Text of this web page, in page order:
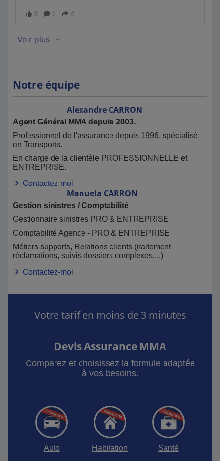
Notre équipe
Alexandre CARRON
Agent Général MMA depuis 2003.
Professionnel de l'assurance depuis 1996, spécialisé
en Transports.
En charge de la clientèle PROFESSIONNELLE et
ENTREPRISE.
Contactez-moi
Manuela CARRON
Gestion sinistres / Comptabilité
Gestionnaire sinistres PRO & ENTREPRISE
Comptabilité Agence - PRO & ENTREPRISE
Métiers supports, Relations clients (traitement
réclamations, suivis dossiers complexes,...)
Contactez-moi
Votre tarif en moins de 3 minutes
Devis Assurance MMA
Comparez et choisissez la formule adaptée
à vos besoins.
Auto Habitation Santé